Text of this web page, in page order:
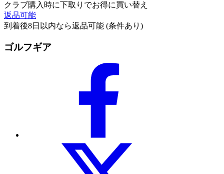
クラブ購入時に下取りでお得に買い替え
返品可能
到着後8日以内なら返品可能 (条件あり)
ゴルフギア